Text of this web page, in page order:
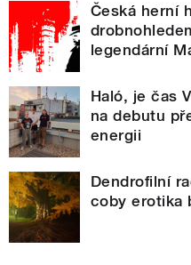
Česká herní
legendární
Haló, je čas
na debutu
energii
Dendrofilní
coby erotika